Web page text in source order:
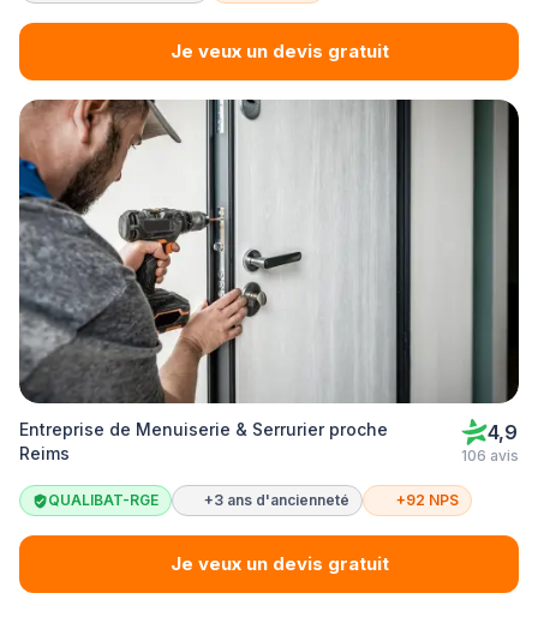
Je veux un devis gratuit
Entreprise de Menuiserie & Serrurier proche
Reims
4,9
106 avis
QUALIBAT-RGE +3 ans d'ancienneté +92 NPS
Je veux un devis gratuit